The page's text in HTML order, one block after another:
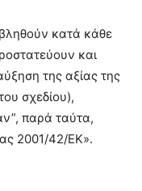
κατά κάθε
και
της αξίας της
σχεδίου),
παρά ταύτα,
2001/42/ΕΚ».